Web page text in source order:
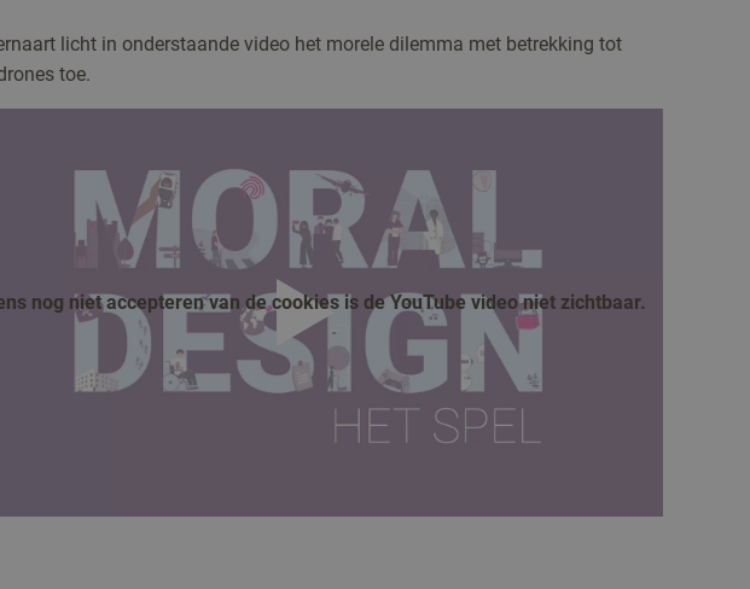
licht in onderstaande video het morele dilemma met betrekking tot
toe.
afspelen
nog niet accepteren van de cookies is de YouTube video niet zichtbaar.